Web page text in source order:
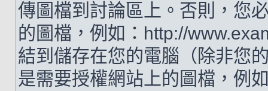
傳圖檔到討論區上。否則，您
的圖檔，例如：http://
結到儲存在您的電腦（除非您
是需要授權網站上的圖檔，例